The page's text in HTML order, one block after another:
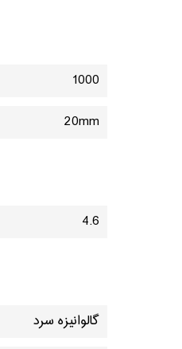
1000
20mm
4.6
گالوانیزه سرد